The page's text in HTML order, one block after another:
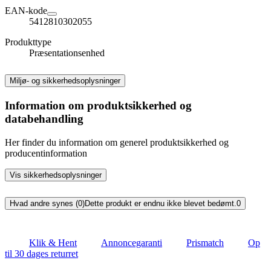
EAN-kode
5412810302055
Produkttype
Præsentationsenhed
Miljø- og sikkerhedsoplysninger
Information om produktsikkerhed og
databehandling
Her finder du information om generel produktsikkerhed og
producentinformation
Vis sikkerhedsoplysninger
Hvad andre synes (0)Dette produkt er endnu ikke blevet bedømt. 0
Klik & Hent Annoncegaranti Prismatch
Op
til 30 dages returret